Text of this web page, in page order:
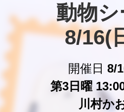
動物
8/16(
開催日 8/
第3日曜
川村か